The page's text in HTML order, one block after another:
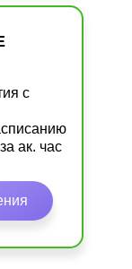
с
ак. час